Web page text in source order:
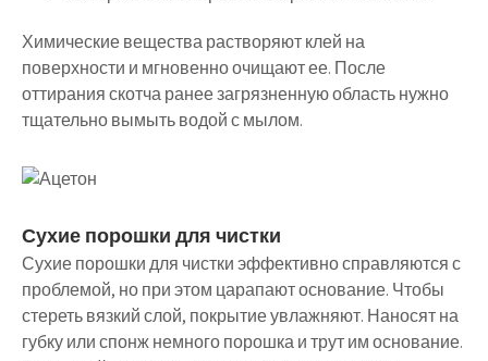
Химические вещества растворяют клей на
поверхности и мгновенно очищают ее. После
оттирания скотча ранее загрязненную область нужно
тщательно вымыть водой с мылом.
Сухие порошки для чистки
Сухие порошки для чистки эффективно справляются с
проблемой, но при этом царапают основание. Чтобы
стереть вязкий слой, покрытие увлажняют. Наносят на
губку или спонж немного порошка и трут им основание.